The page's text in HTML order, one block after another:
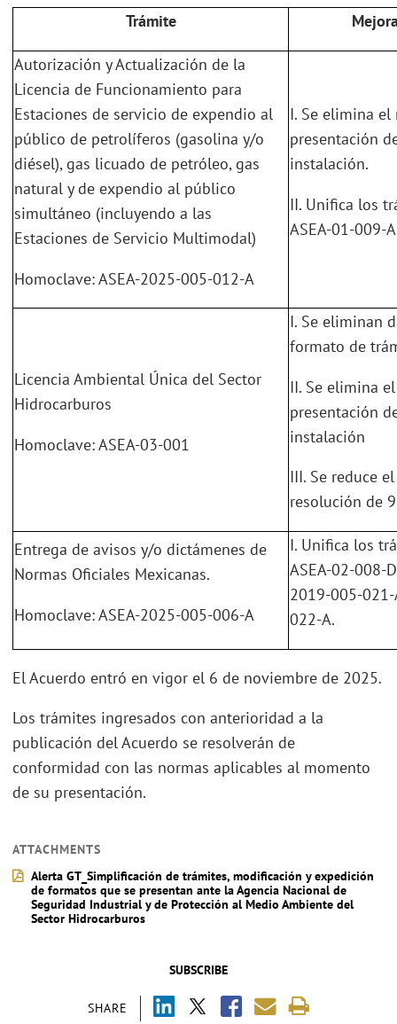
SUBSCRIBE
SHARE
Trámite
Autorización y Actualización de la
Licencia de Funcionamiento para
Estaciones de servicio de expendio al
público de petrolíferos (gasolina y/o
diésel), gas licuado de petróleo, gas
natural y de expendio al público
simultáneo (incluyendo a las
Estaciones de Servicio Multimodal)
Homoclave: ASEA-2025-005-012-A
I. Se elimina
presentación
instalación.
II. Unifica los
ASEA-01-009-
Licencia Ambiental Única del Sector
Hidrocarburos
Homoclave: ASEA-03-001
I. Se eliminan
formato de
II. Se elimina
presentación
instalación
III. Se reduce
resolución de
Entrega de avisos y/o dictámenes de
Normas Oficiales Mexicanas.
Homoclave: ASEA-2025-005-006-A
I. Unifica los
ASEA-02-008-
2019-005-021-
022-A.
El Acuerdo entró en vigor el 6 de noviembre de 2025.
Los trámites ingresados con anterioridad a la
publicación del Acuerdo se resolverán de
conformidad con las normas aplicables al momento
de su presentación.
ATTACHMENTS
Alerta GT_Simplificación de trámites, modificación y expedición
de formatos que se presentan ante la Agencia Nacional de
Seguridad Industrial y de Protección al Medio Ambiente del
Sector Hidrocarburos